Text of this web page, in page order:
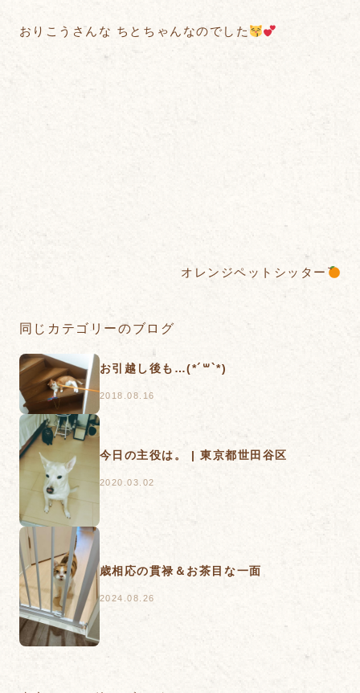
おりこうさんな ちとちゃんなのでした
オレンジペットシッター
同じカテゴリーのブログ
お引越し後も…(*´꒳`*)
2018.08.16
今日の主役は。 | 東京都世田谷区
2020.03.02
歳相応の貫禄＆お茶目な一面
2024.08.26